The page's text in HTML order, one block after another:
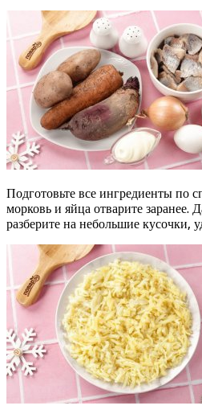
Подготовьте все ингредиенты по
морковь и яйца отварите заранее.
разберите на небольшие кусочки,